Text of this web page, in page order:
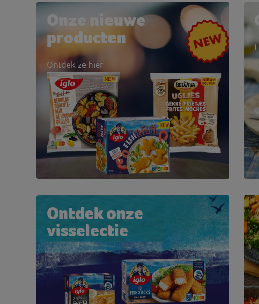
Onze nieuwe
producten
Ontdek ze hier
Ontdek onze
visselectie